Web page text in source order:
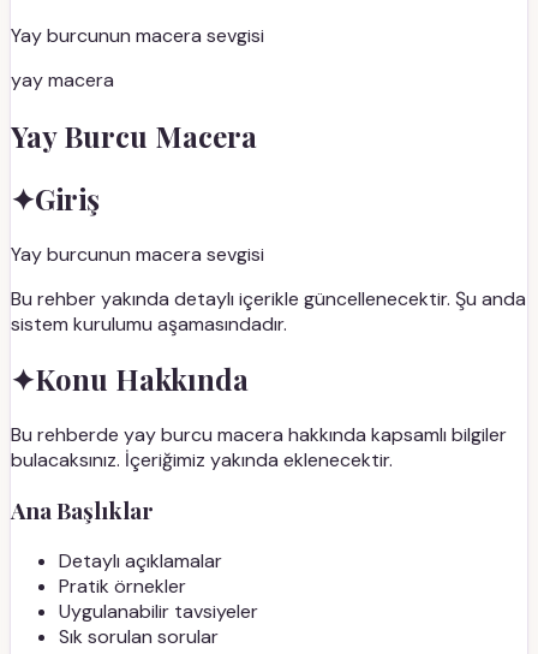
Yay burcunun macera sevgisi
yay macera
Yay Burcu Macera
✦Giriş
Yay burcunun macera sevgisi
Bu rehber yakında detaylı içerikle güncellenecektir. Şu anda
sistem kurulumu aşamasındadır.
✦Konu Hakkında
Bu rehberde yay burcu macera hakkında kapsamlı bilgiler
bulacaksınız. İçeriğimiz yakında eklenecektir.
Ana Başlıklar
Detaylı açıklamalar
Pratik örnekler
Uygulanabilir tavsiyeler
Sık sorulan sorular